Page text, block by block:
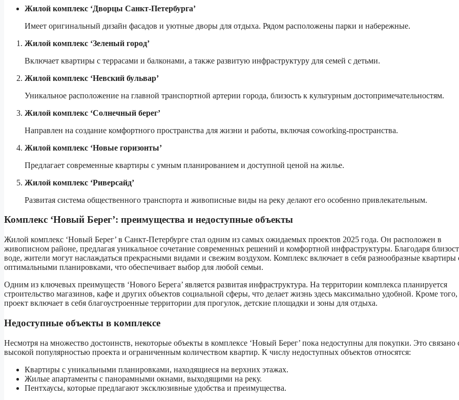
Жилой комплекс ‘Дворцы Санкт-Петербурга’
Имеет оригинальный дизайн фасадов и уютные дворы для отдыха. Рядом расположены парки и набережные.
Жилой комплекс ‘Зеленый город’
Включает квартиры с террасами и балконами, а также развитую инфраструктуру для семей с детьми.
Жилой комплекс ‘Невский бульвар’
Уникальное расположение на главной транспортной артерии города, близость к культурным достопримечательностям.
Жилой комплекс ‘Солнечный берег’
Направлен на создание комфортного пространства для жизни и работы, включая coworking-пространства.
Жилой комплекс ‘Новые горизонты’
Предлагает современные квартиры с умным планированием и доступной ценой на жилье.
Жилой комплекс ‘Риверсайд’
Развитая система общественного транспорта и живописные виды на реку делают его особенно привлекательным.
Комплекс ‘Новый Берег’: преимущества и недоступные объекты
Жилой комплекс ‘Новый Берег’ в Санкт-Петербурге стал одним из самых ожидаемых проектов 2025 года. Он расположен в
живописном районе, предлагая уникальное сочетание современных решений и комфортной инфраструктуры. Благодаря
воде, жители могут наслаждаться прекрасными видами и свежим воздухом. Комплекс включает в себя разнообразные квартиры
оптимальными планировками, что обеспечивает выбор для любой семьи.
Одним из ключевых преимуществ ‘Нового Берега’ является развитая инфраструктура. На территории комплекса планируется
строительство магазинов, кафе и других объектов социальной сферы, что делает жизнь здесь максимально удобной. Кроме того,
проект включает в себя благоустроенные территории для прогулок, детские площадки и зоны для отдыха.
Недоступные объекты в комплексе
Несмотря на множество достоинств, некоторые объекты в комплексе ‘Новый Берег’ пока недоступны для покупки. Это связано
высокой популярностью проекта и ограниченным количеством квартир. К числу недоступных объектов относятся:
Квартиры с уникальными планировками, находящиеся на верхних этажах.
Жилые апартаменты с панорамными окнами, выходящими на реку.
Пентхаусы, которые предлагают эксклюзивные удобства и преимущества.